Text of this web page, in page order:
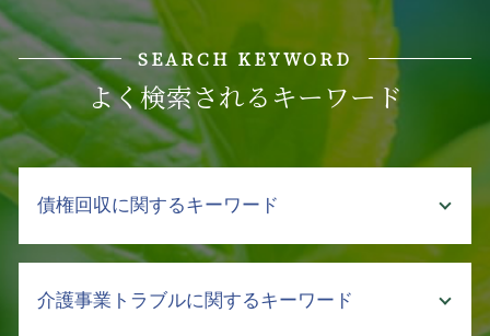
SEARCH KEYWORD
よく検索されるキーワード
債権回収に関するキーワード
売掛金 時効
介護事業トラブルに関するキーワード